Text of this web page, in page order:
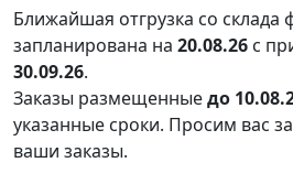
Ближайшая отгрузка со склада
запланирована на 20.08.26 с
30.09.26.
Заказы размещенныедо
указанные сроки. Просим вас
ваши заказы.